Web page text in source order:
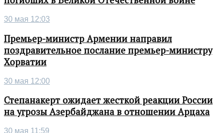
30 мая 12:03
Премьер-министр Армении направил
поздравительное послание премьер-министру
Хорватии
30 мая 12:00
Степанакерт ожидает жесткой реакции России
на угрозы Азербайджана в отношении Арцаха
30 мая 11:59